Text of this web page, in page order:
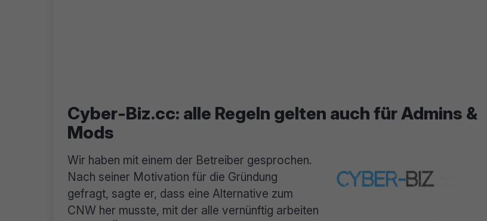
Cyber-Biz.cc: alle Regeln gelten auch für Admins &
Mods
Wir haben mit einem der Betreiber gesprochen.
Nach seiner Motivation für die Gründung
gefragt, sagte er, dass eine Alternative zum
CNW her musste, mit der alle vernünftig arbeiten